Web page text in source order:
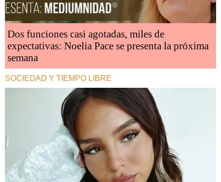
Dos funciones casi agotadas, miles de
expectativas: Noelia Pace se presenta la próxima
semana
SOCIEDAD Y TIEMPO LIBRE